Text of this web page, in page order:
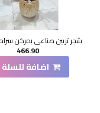
466.90
اضافة للسلة